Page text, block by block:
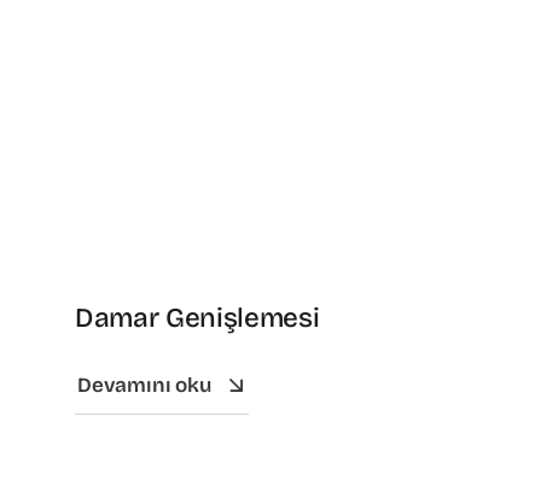
Damar Genişlemesi
Devamını oku